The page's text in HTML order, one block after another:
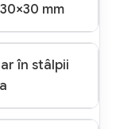
mm
în stâlpii